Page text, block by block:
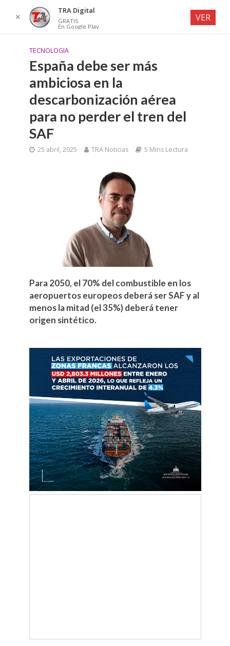
TECNOLOGIA
España debe ser más
ambiciosa en la
descarbonización aérea
para no perder el tren del
SAF
25 abril, 2025 TRA Noticias 5 Mins Lectura
Para 2050, el 70% del combustible en los
aeropuertos europeos deberá ser SAF y al
menos la mitad (el 35%) deberá tener
origen sintético.
✕
TRA Digital
GRATIS
En Google Play
VER